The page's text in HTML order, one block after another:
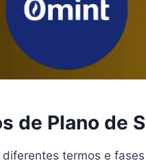
de Plano de
termos e